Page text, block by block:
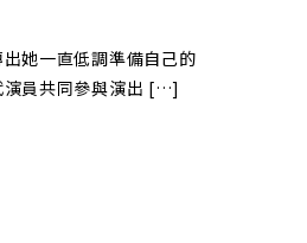
她一直低調準備自己的
演員共同參與演出 […]